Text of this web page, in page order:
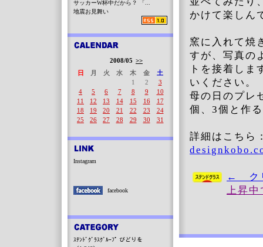
かけて楽しん
窯に入れて焼
すが、写真の
トを接着しま
いください。
母の日のプレ
個、3個と作
詳細はこちら
← ク
上昇
サッカーW杯中だから？ 「...
地震お見舞い
2008/05 >>
日
月 火 水 木 金
土
1
2
3
4
5 6 7 8 9
10
11
12 13 14 15 16
17
18
19 20 21 22 23
24
25
26 27 28 29 30 31
Instagram
facebook
ｽﾃﾝﾄﾞｸﾞﾗｽｸﾞﾙｰﾌﾟ びどりを